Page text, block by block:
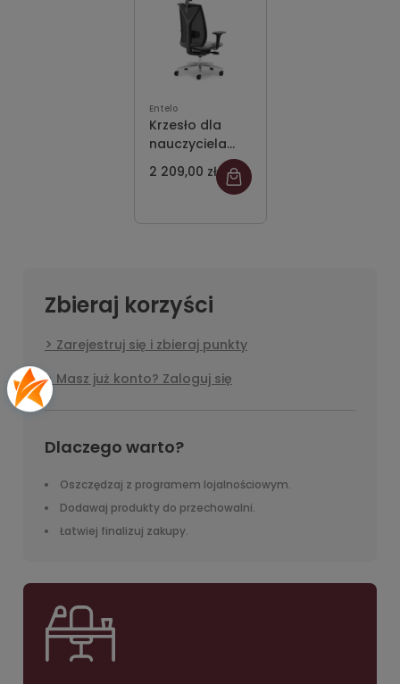
Entelo
Krzesło dla
nauczyciela
Velia
2 209,00 zł
Zbieraj korzyści
Zarejestruj się i zbieraj punkty
Masz już konto? Zaloguj się
Dlaczego warto?
Oszczędzaj z programem lojalnościowym.
Dodawaj produkty do przechowalni.
Łatwiej finalizuj zakupy.